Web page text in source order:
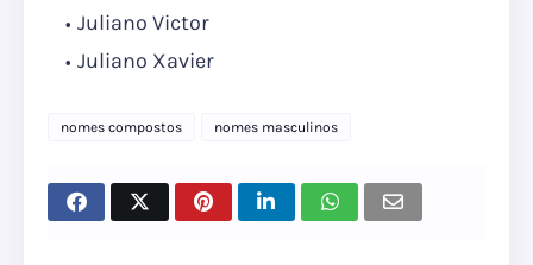
Juliano Victor
Juliano Xavier
nomes compostos nomes masculinos